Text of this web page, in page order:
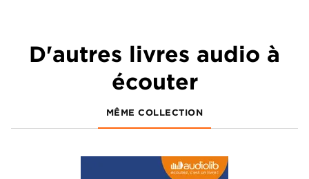
D'autres livres audio à
écouter
MÊME COLLECTION